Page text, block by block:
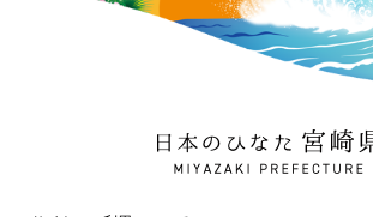
日本のひなた 宮崎県
MIYAZAKI PREFECTURE